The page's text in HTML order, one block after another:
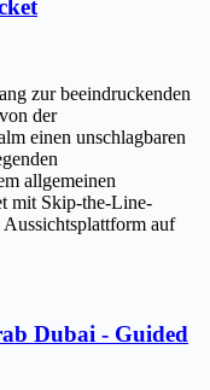
zur beeindruckenden
der
einen unschlagbaren
allgemeinen
mit Skip-the-Line-
auf
Dubai - Guided